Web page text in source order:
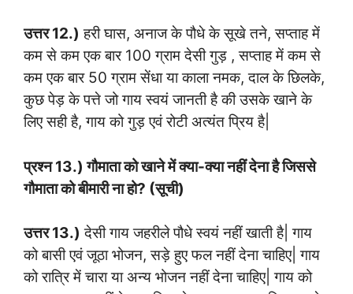
उत्तर 12.) हरी घास, अनाज के पौधे के सूखे तने, सप्ताह में
कम से कम एक बार 100 ग्राम देसी गुड़ , सप्ताह में कम से
कम एक बार 50 ग्राम सेंधा या काला नमक, दाल के छिलके,
कुछ पेड़ के पत्ते जो गाय स्वयं जानती है की उसके खाने के
लिए सही है, गाय को गुड़ एवं रोटी अत्यंत प्रिय है|
प्रश्न 13.) गौमाता को खाने में क्या-क्या नहीं देना है जिससे
गौमाता को बीमारी ना हो? (सूची)
उत्तर 13.) देसी गाय जहरीले पौधे स्वयं नहीं खाती है| गाय
को बासी एवं जूठा भोजन, सड़े हुए फल नहीं देना चाहिए| गाय
को रात्रि में चारा या अन्य भोजन नहीं देना चाहिए| गाय को